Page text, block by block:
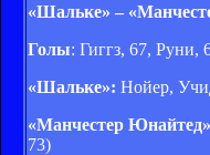
«Шальке» –
Голы: Гиггз, 67, Руни,
«Шальке»: Нойер,
«Манчестер
73)